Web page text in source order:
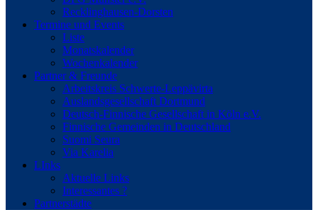
Recklinghausen-Dorsten
Termine und Events
Liste
Monatskalender
Wochenkalender
Partner & Freunde
Arbeitskreis Schwerte-Leppävirta
Auslandsgesellschaft Dortmund
Deutsch-Finnische Gesellschaft in Köln e.V.
Finnische Gemeinden in Deutschland
Suomi Seura
Via Karelia
LInks
Aktuelle Links
Interessantes ?
Partnerstädte